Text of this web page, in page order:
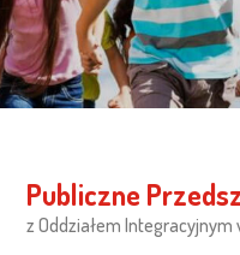
Publiczne
z Oddziałem Integracyjnym